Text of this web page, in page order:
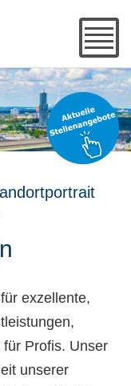
exzellente,
Profis. Unser
unserer